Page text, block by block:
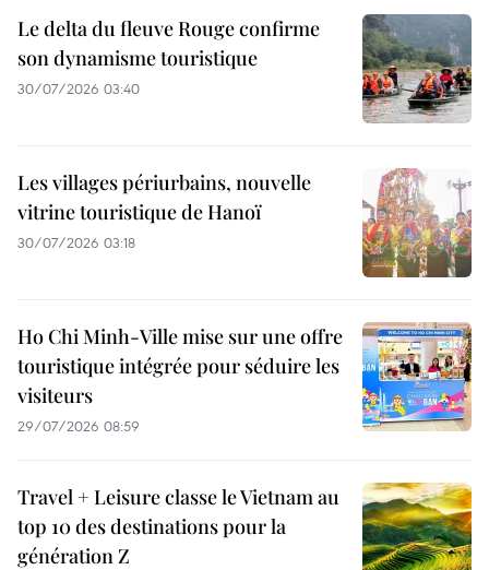
Le delta du fleuve Rouge confirme
son dynamisme touristique
30/07/2026 03:40
Les villages périurbains, nouvelle
vitrine touristique de Hanoï
30/07/2026 03:18
Ho Chi Minh-Ville mise sur une offre
touristique intégrée pour séduire les
visiteurs
29/07/2026 08:59
Travel + Leisure classe le Vietnam au
top 10 des destinations pour la
génération Z